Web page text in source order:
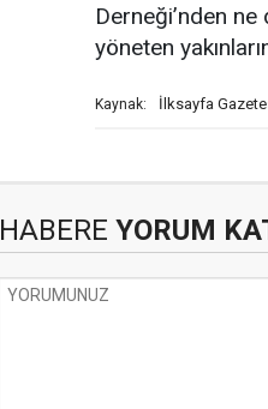
Derneği’nden ne
yöneten
Kaynak: İlksayfa
HABERE YORUM